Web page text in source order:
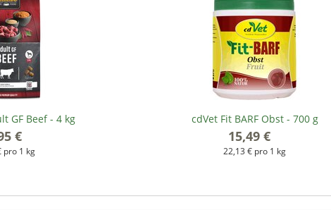
GF Beef - 4 kg
€
pro 1 kg
cdVet Fit BARF Obst - 700 g
15,49 €
22,13 € pro 1 kg